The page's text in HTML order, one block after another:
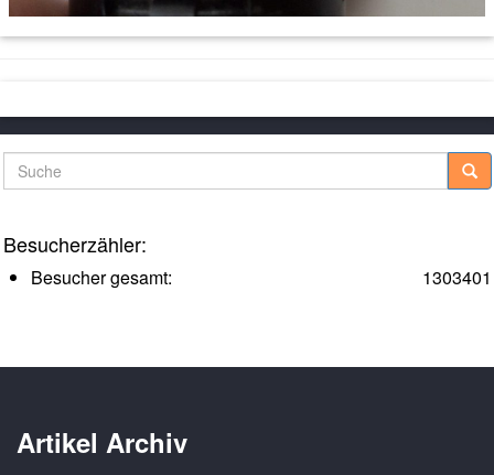
Suche
Besucherzähler:
1303401
Besucher gesamt:
Artikel Archiv